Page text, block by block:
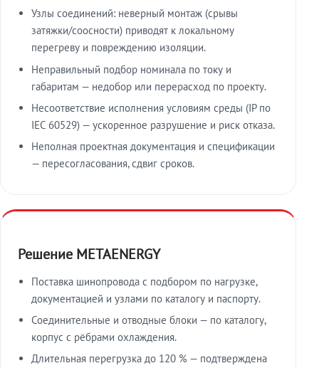
Узлы соединений: неверный монтаж (срывы
затяжки/соосности) приводят к локальному
перегреву и повреждению изоляции.
Неправильный подбор номинала по току и
габаритам — недобор или перерасход по проекту.
Несоответствие исполнения условиям среды (IP по
IEC 60529) — ускоренное разрушение и риск отказа.
Неполная проектная документация и спецификации
— пересогласования, сдвиг сроков.
Решение METAENERGY
Поставка шинопровода с подбором по нагрузке,
документацией и узлами по каталогу и паспорту.
Соединительные и отводные блоки — по каталогу,
корпус с рёбрами охлаждения.
Длительная перегрузка до 120 % — подтверждена